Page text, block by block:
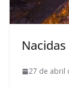
27 de abril